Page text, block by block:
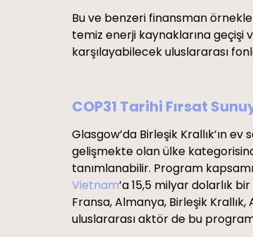
Bu ve benzeri finansman
temiz enerji kaynaklarına geçişi
karşılayabilecek uluslararası
COP31 Tarihi Fırsat
Glasgow’da Birleşik Krallık’ın
gelişmekte olan ülke
tanımlanabilir. Program
Vietnam’a 15,5 milyar dolarlık
Fransa, Almanya, Birleşik
uluslararası aktör de bu